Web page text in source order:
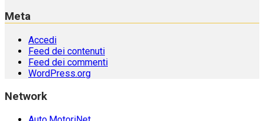
Meta
Accedi
Feed dei contenuti
Feed dei commenti
WordPress.org
Network